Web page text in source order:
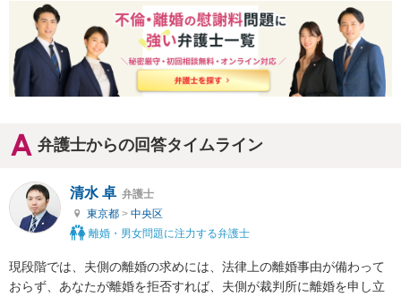
弁護士からの回答タイムライン
清水 卓 弁護士
東京都 > 中央区
離婚・男女問題に注力する弁護士
現段階では、夫側の離婚の求めには、法律上の離婚事由が備わって
おらず、あなたが離婚を拒否すれば、夫側が裁判所に離婚を申し立